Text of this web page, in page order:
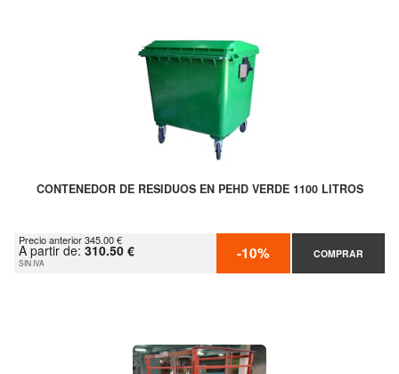
CONTENEDOR DE RESIDUOS EN PEHD VERDE 1100 LITROS
Precio anterior 345.00 €
A partir de: 310.50 €
SIN IVA -10% COMPRAR